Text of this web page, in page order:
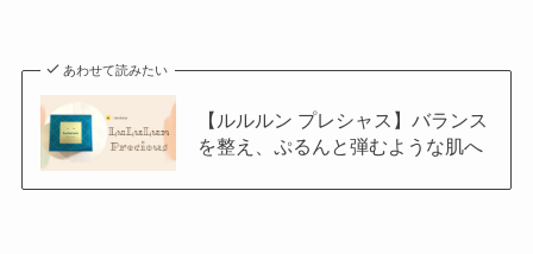
あわせて読みたい
【ルルルン プレシャス】バランス
を整え、ぷるんと弾むような肌へ